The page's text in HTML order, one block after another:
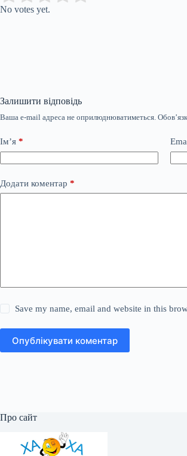
No votes yet.
Залишити відповідь
Ваша e-mail адреса не оприлюднюватиметься.
Ім’я *
Додати коментар *
Save my name, email and website in this
Опублікувати коментар
Про сайт